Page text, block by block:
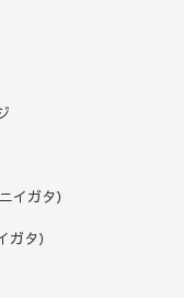
イガタ）
タ）